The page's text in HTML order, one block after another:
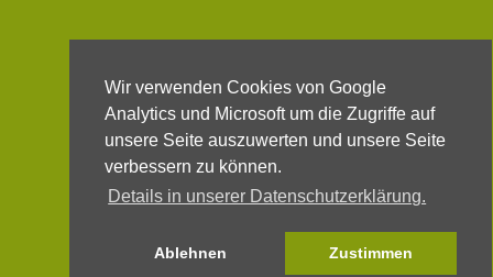
Wir verwenden Cookies von Google
Analytics und Microsoft um die Zugriffe auf
unsere Seite auszuwerten und unsere Seite
verbessern zu können.
Details in unserer Datenschutzerklärung.
Ablehnen Zustimmen